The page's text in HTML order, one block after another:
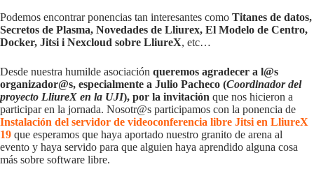
Podemos encontrar ponencias tan interesantes como Titanes de datos,
Secretos de Plasma, Novedades de Lliurex, El Modelo de Centro,
Docker, Jitsi i Nexcloud sobre LliureX, etc…
Desde nuestra humilde asociación queremos agradecer a l@s
organizador@s, especialmente a Julio Pacheco (Coordinador del
proyecto LliureX en la UJI), por la invitación que nos hicieron a
participar en la jornada. Nosotr@s participamos con la ponencia de
Instalación del servidor de videoconferencia libre Jitsi en LliureX
19 que esperamos que haya aportado nuestro granito de arena al
evento y haya servido para que alguien haya aprendido alguna cosa
más sobre software libre.